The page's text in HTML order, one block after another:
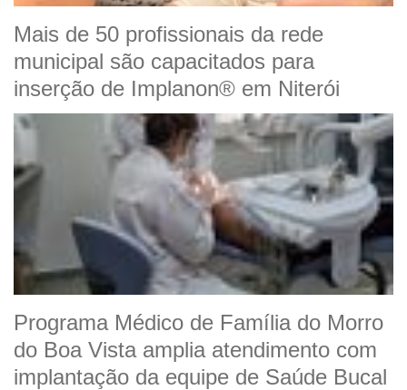
Mais de 50 profissionais da rede
municipal são capacitados para
inserção de Implanon® em Niterói
Programa Médico de Família do Morro
do Boa Vista amplia atendimento com
implantação da equipe de Saúde Bucal